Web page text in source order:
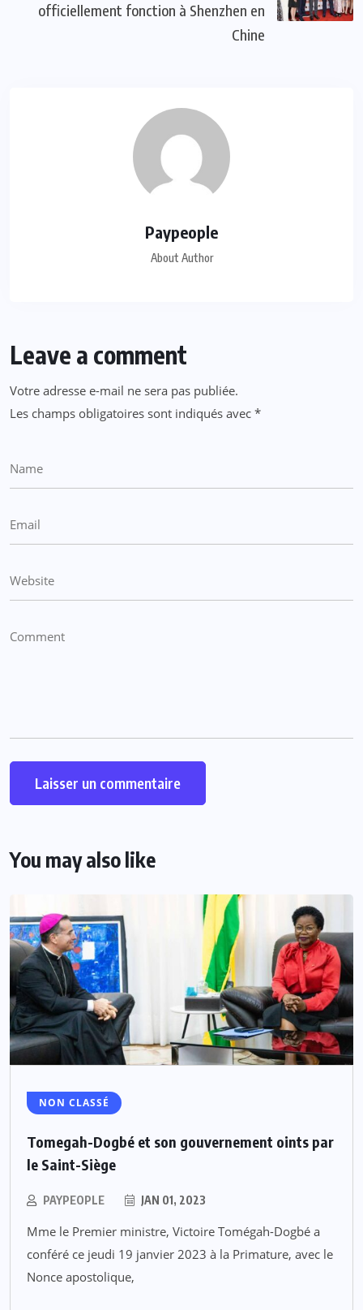
officiellement fonction à Shenzhen en
Chine
Paypeople
About Author
Leave a comment
Votre adresse e-mail ne sera pas publiée.
Les champs obligatoires sont indiqués avec *
You may also like
NON CLASSÉ
Tomegah-Dogbé et son gouvernement oints par
le Saint-Siège
PAYPEOPLE JAN 01, 2023
Mme le Premier ministre, Victoire Tomégah-Dogbé a
conféré ce jeudi 19 janvier 2023 à la Primature, avec le
Nonce apostolique,